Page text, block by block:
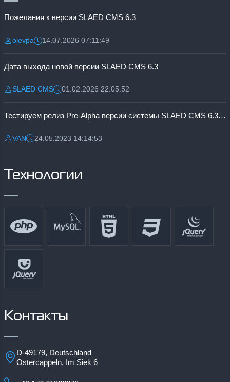
Пожелания к версии SLAED CMS 6.3
Разместил:
olevpaДата:14.07.2026 07:11:49
Дата выхода новой версии SLAED CMS 6.3
Разместил:
SLAED CMSДата:01.02.2026 22:05:52
Тестируем релиз Pre-Alpha версии системы SLAED CMS 6.3 Pro
Разместил:
VANДата:24.05.2023 14:14:53
Технологии
Контакты
D-49179, Deutschland
Ostercappeln, Im Siek 6